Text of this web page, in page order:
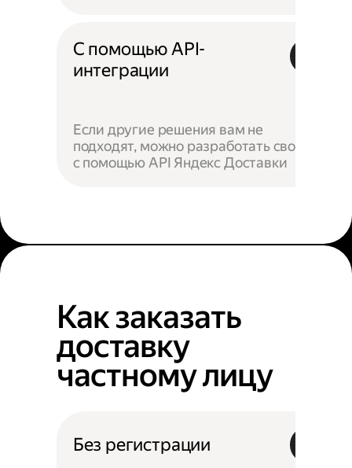
С помощью API-
интеграции
Если другие решения вам не
подходят, можно разработать своё —
с помощью API Яндекс Доставки
Как заказать
доставку
частному лицу
Без регистрации